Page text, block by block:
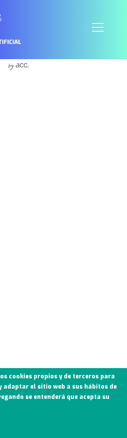
Política de privacidad
cookies propios y de terceros para
adaptar el sitio web a sus hábitos de
se entenderá que acepta su